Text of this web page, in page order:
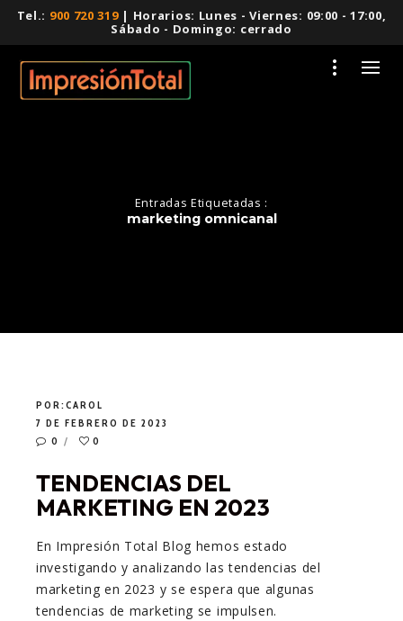
Tel.: 900 720 319| Horarios: Lunes - Viernes: 09:00 - 17:00,
Sábado - Domingo: cerrado
Entradas Etiquetadas :
marketing omnicanal
POR:CAROL
7 DE FEBRERO DE 2023
0
0
TENDENCIAS DEL
MARKETING EN 2023
En Impresión Total Blog hemos estado
investigando y analizando las tendencias del
marketing en 2023 y se espera que algunas
tendencias de marketing se impulsen.